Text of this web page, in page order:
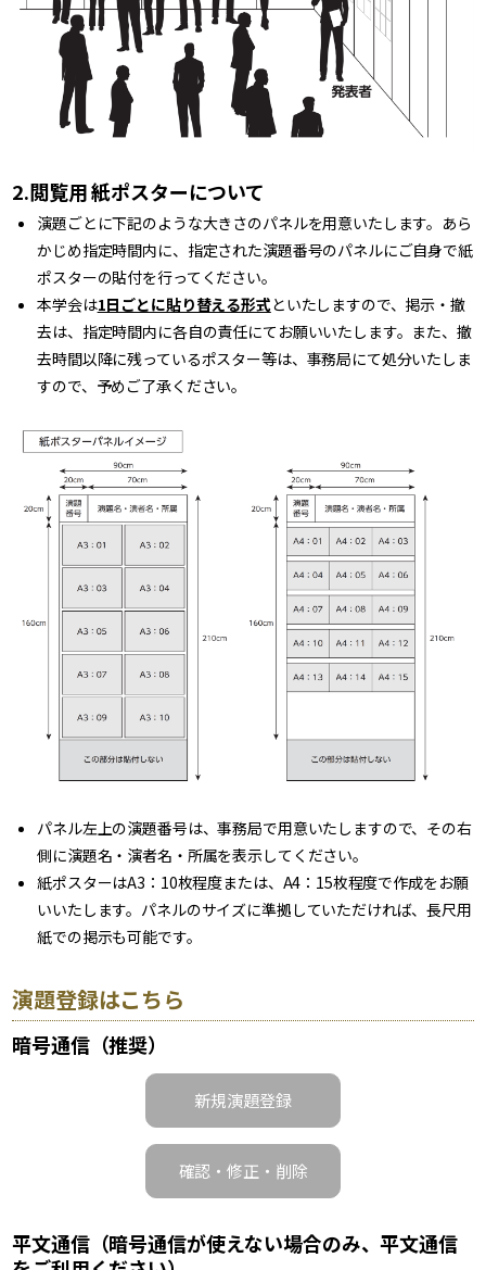
2.閲覧用 紙ポスターについて
演題ごとに下記のような大きさのパネルを用意いたします。あら
かじめ指定時間内に、指定された演題番号のパネルにご自身で紙
ポスターの貼付を行ってください。
本学会は1日ごとに貼り替える形式といたしますので、掲示・撤
去は、指定時間内に各自の責任にてお願いいたします。また、撤
去時間以降に残っているポスター等は、事務局にて処分いたしま
すので、予めご了承ください。
パネル左上の演題番号は、事務局で用意いたしますので、その右
側に演題名・演者名・所属を表示してください。
紙ポスターはA3：10枚程度または、A4：15枚程度で作成をお願
いいたします。パネルのサイズに準拠していただければ、長尺用
紙での掲示も可能です。
演題登録はこちら
暗号通信（推奨）
新規演題登録
確認・修正・削除
平文通信（暗号通信が使えない場合のみ、平文通信